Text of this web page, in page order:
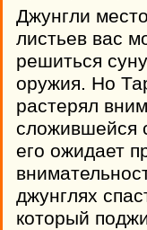
Джунгли
листьев вас
решиться
оружия. Но
растерял
сложившейся
его ожидает
джунглях
который